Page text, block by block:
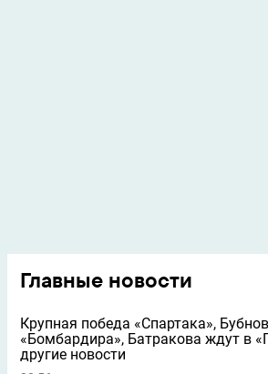
Главные новости
Крупная победа «Спартака»,
«Бомбардира», Батракова ждут в
другие новости